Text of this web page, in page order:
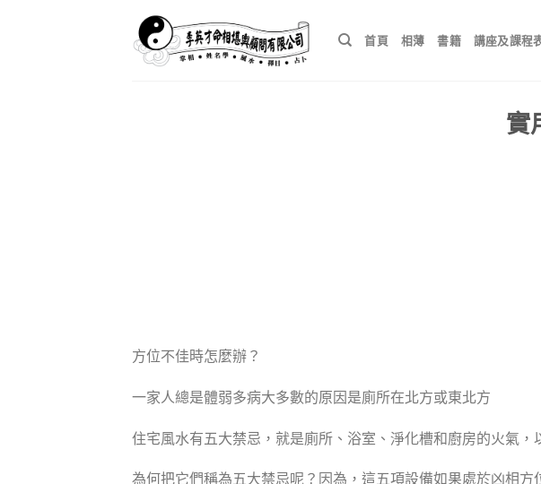
首頁 相薄 書籍 講座及課程
實
方位不佳時怎麼辦？
一家人總是體弱多病大多數的原因是廁所在北方或東北方
住宅風水有五大禁忌，就是廁所、浴室、淨化槽和廚房的火氣，
為何把它們稱為五大禁忌呢？因為，這五項設備如果處於凶相